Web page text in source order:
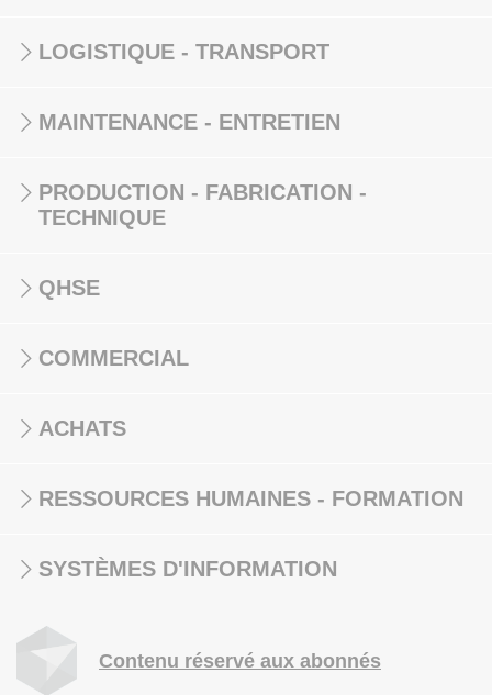
LOGISTIQUE - TRANSPORT
MAINTENANCE - ENTRETIEN
PRODUCTION - FABRICATION -
TECHNIQUE
QHSE
COMMERCIAL
ACHATS
RESSOURCES HUMAINES - FORMATION
SYSTÈMES D'INFORMATION
Contenu réservé aux abonnés